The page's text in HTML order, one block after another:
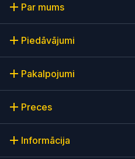
Par mums
Piedāvājumi
Pakalpojumi
Preces
Informācija